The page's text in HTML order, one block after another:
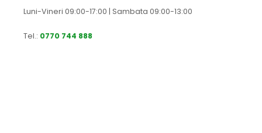
Luni-Vineri 09:00-17:00 | Sambata 09:00-13:00
Tel.: 0770 744 888